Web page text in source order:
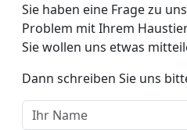
Sie haben eine Frage zu
Problem mit Ihrem
Sie wollen uns etwas
Dann schreiben Sie uns